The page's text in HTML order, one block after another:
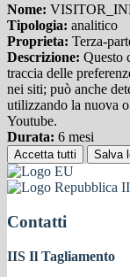
Nome:
Tipologia: analitico
Proprieta: Terza-
Descrizione: Questo
traccia delle
nei siti; può anche
utilizzando la nuova
Youtube.
Durata: 6 mesi
Accetta tutti Salva
Contatti
IIS Il Tagliamento